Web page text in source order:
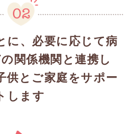
に、必要に応じて病
関係機関と連携し
供とご家庭をサポー
トします